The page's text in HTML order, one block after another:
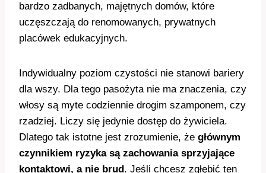
bardzo zadbanych, majętnych domów, które
uczęszczają do renomowanych, prywatnych
placówek edukacyjnych.
Indywidualny poziom czystości nie stanowi bariery
dla wszy. Dla tego pasożyta nie ma znaczenia, czy
włosy są myte codziennie drogim szamponem, czy
rzadziej. Liczy się jedynie dostęp do żywiciela.
Dlatego tak istotne jest zrozumienie, że głównym
czynnikiem ryzyka są zachowania sprzyjające
kontaktowi, a nie brud. Jeśli chcesz zgłębić ten